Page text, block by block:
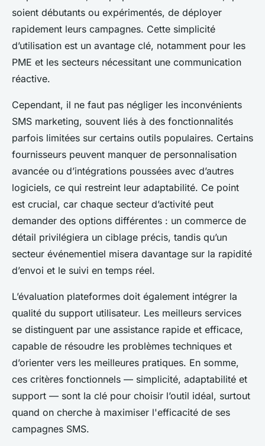
soient débutants ou expérimentés, de déployer
rapidement leurs campagnes. Cette simplicité
d’utilisation est un avantage clé, notamment pour les
PME et les secteurs nécessitant une communication
réactive.
Cependant, il ne faut pas négliger les inconvénients
SMS marketing, souvent liés à des fonctionnalités
parfois limitées sur certains outils populaires. Certains
fournisseurs peuvent manquer de personnalisation
avancée ou d’intégrations poussées avec d’autres
logiciels, ce qui restreint leur adaptabilité. Ce point
est crucial, car chaque secteur d’activité peut
demander des options différentes : un commerce de
détail privilégiera un ciblage précis, tandis qu’un
secteur événementiel misera davantage sur la rapidité
d’envoi et le suivi en temps réel.
L’évaluation plateformes doit également intégrer la
qualité du support utilisateur. Les meilleurs services
se distinguent par une assistance rapide et efficace,
capable de résoudre les problèmes techniques et
d’orienter vers les meilleures pratiques. En somme,
ces critères fonctionnels — simplicité, adaptabilité et
support — sont la clé pour choisir l’outil idéal, surtout
quand on cherche à maximiser l'efficacité de ses
campagnes SMS.